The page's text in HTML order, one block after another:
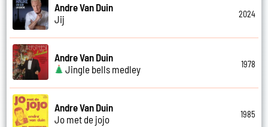
Andre Van Duin
Jij
2024
Andre Van Duin
Jingle bells medley
1978
Andre Van Duin
Jo met de jojo
1985